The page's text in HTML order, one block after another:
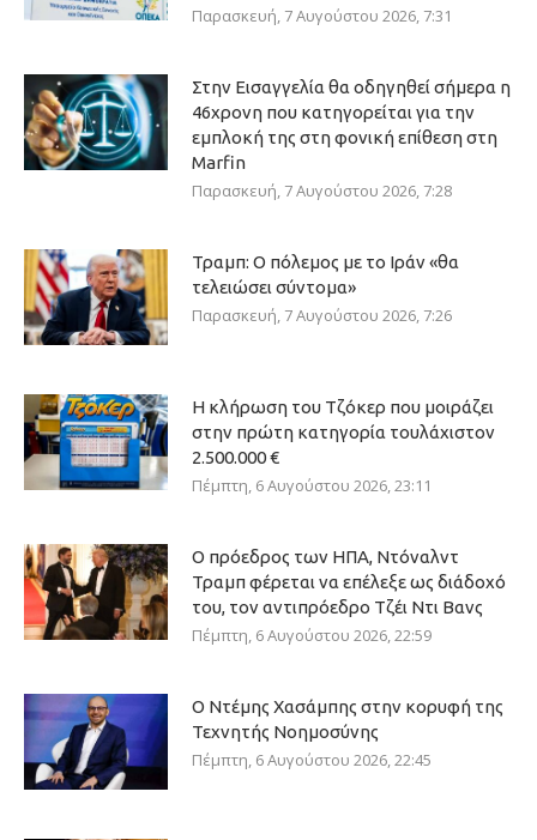
Παρασκευή, 7 Αυγούστου 2026, 7:31
Στην Εισαγγελία θα οδηγηθεί σήμερα η
46χρονη που κατηγορείται για την
εμπλοκή της στη φονική επίθεση στη
Marfin
Παρασκευή, 7 Αυγούστου 2026, 7:28
Τραμπ: Ο πόλεμος με το Ιράν «θα
τελειώσει σύντομα»
Παρασκευή, 7 Αυγούστου 2026, 7:26
Η κλήρωση του Τζόκερ που μοιράζει
στην πρώτη κατηγορία τουλάχιστον
2.500.000 €
Πέμπτη, 6 Αυγούστου 2026, 23:11
Ο πρόεδρος των ΗΠΑ, Ντόναλντ
Τραμπ φέρεται να επέλεξε ως διάδοχό
του, τον αντιπρόεδρο Τζέι Ντι Βανς
Πέμπτη, 6 Αυγούστου 2026, 22:59
Ο Ντέμης Χασάμπης στην κορυφή της
Τεχνητής Νοημοσύνης
Πέμπτη, 6 Αυγούστου 2026, 22:45